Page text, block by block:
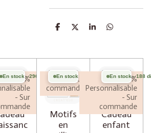
P
a
e
r
P
a
e
r
P
a
P
a
e
r
100%
- Sur
En stock - 296 disponibles
Sur
commande
En stock - 1776 disponibles
Motifs
en
100%
Personnalisable
- Sur
commande
En stock - 188
Cadeau
enfant